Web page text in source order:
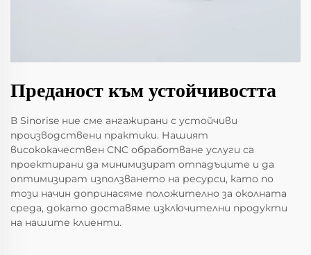
Преданост към устойчивостта
В Sinorise ние сме ангажирани с устойчиви
производствени практики. Нашият
висококачествен CNC обработване услуги са
проектирани да минимизират отпадъците и да
оптимизират използването на ресурси, като по
този начин допринасяме положително за околната
среда, докато доставяме изключителни продукти
на нашите клиенти.